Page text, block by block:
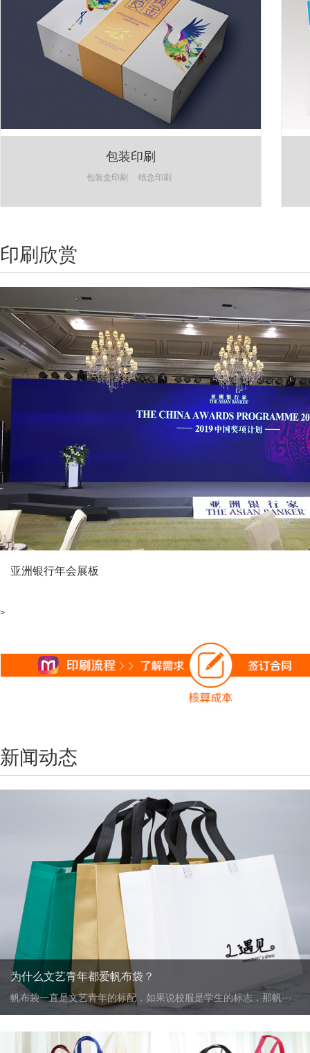
包装印刷
包装盒印刷 纸盒印刷
印刷欣赏
亚洲银行年会展板
>
新闻动态
为什么文艺青年都爱帆布袋？
帆布袋一直是文艺青年的标配，如果说校服是学生的标志，那帆···